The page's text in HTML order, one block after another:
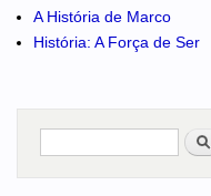
A História de Marco
História: A Força de Ser
Pesquisar